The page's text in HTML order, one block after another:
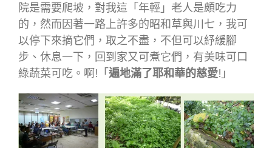
院是需要爬坡，對我這「年輕」老人是頗吃力
的，然而因著一路上許多的昭和草與川七，我可
以停下來摘它們，取之不盡，不但可以紓緩腳
步、休息一下，回到家又可煮它們，有美味可口
綠蔬菜可吃。啊!「遍地滿了耶和華的慈愛!」